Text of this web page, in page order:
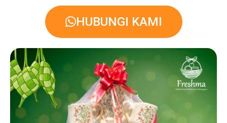
HUBUNGI KAMI